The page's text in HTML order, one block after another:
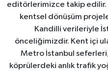
editörlerimizce takip edilir.
kentsel dönüşüm
Kandilli verileriyle
önceliğimizdir. Kent içi
Metro İstanbul seferleri,
köprülerdeki anlık trafik